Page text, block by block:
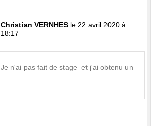
Christian VERNHES le 22 avril 2020 à
18:17
Je n'ai pas fait de stage et j'ai obtenu un